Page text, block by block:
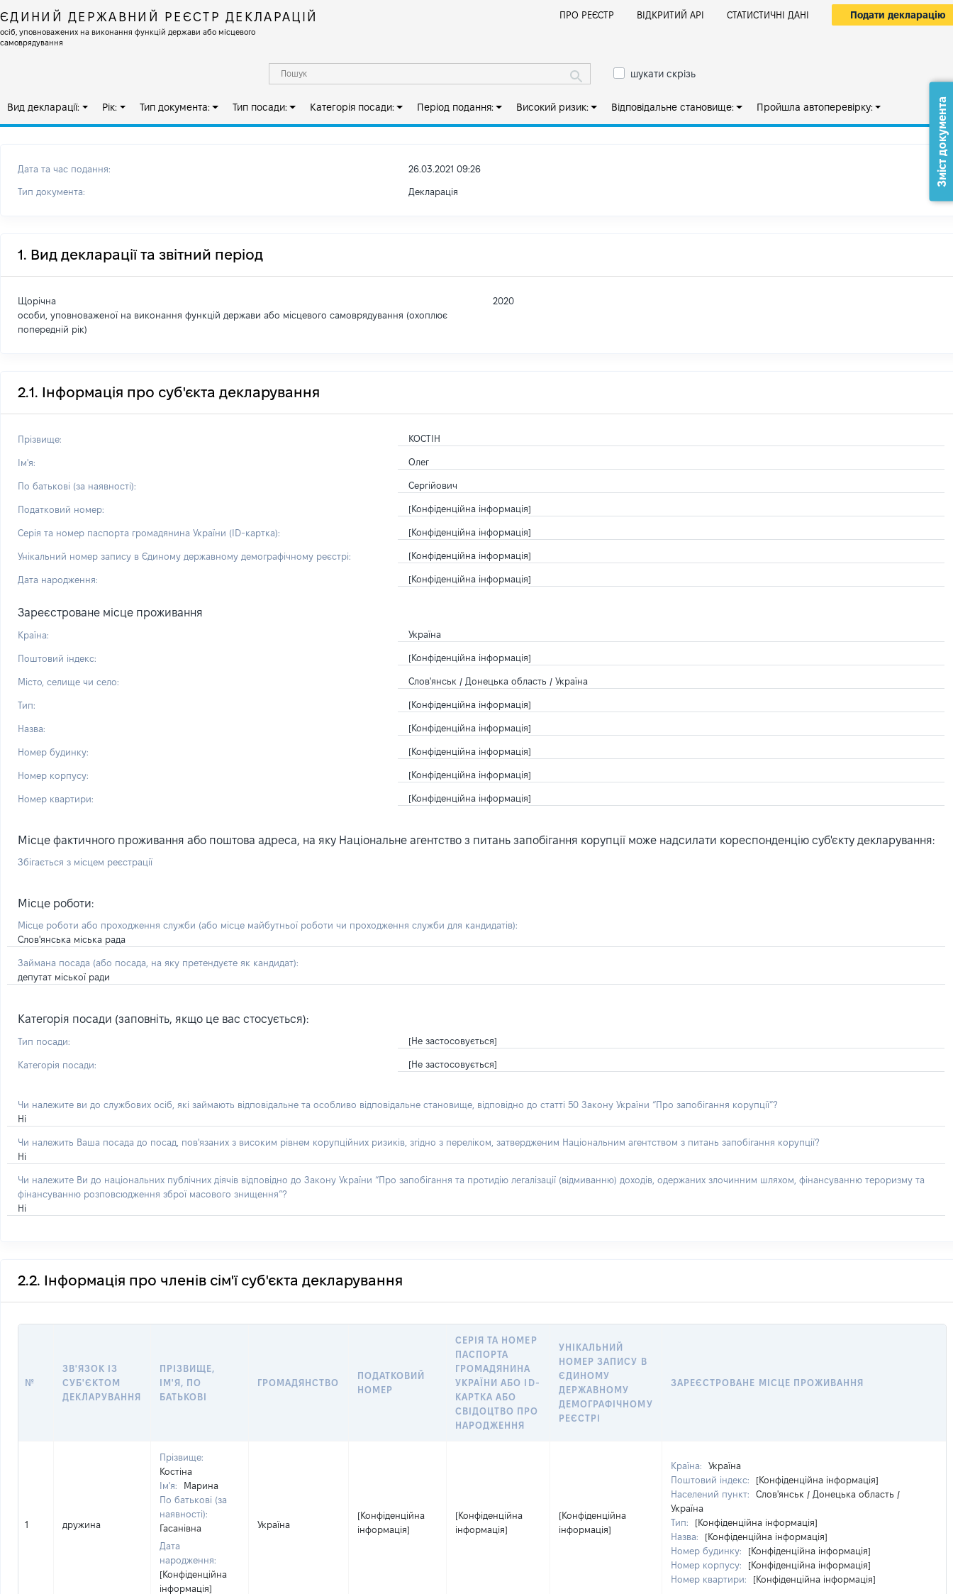
ЄДИНИЙ ДЕРЖАВНИЙ РЕЄСТР ДЕКЛАРАЦІЙ
осіб, уповноважених на виконання функцій держави або місцевого
самоврядування
ПРО РЕЄСТР ВІДКРИТИЙ АРІ СТАТИСТИЧНІ ДАНІ Подати декларацію
шукати скрізь
Вид декларації: Рік: Тип документа: Тип посади: Категорія посади: Період подання: Високий ризик: Відповідальне становище: Пройшла автоперевірку:
Дата та час подання: 26.03.2021 09:26
Тип документа: Декларація
1. Вид декларації та звітний період
Щорічна
особи, уповноваженої на виконання функцій держави або місцевого самоврядування (охоплює
попередній рік)
2020
2.1. Інформація про суб'єкта декларування
Прізвище: КОСТІН
Ім'я: Олег
По батькові (за наявності): Сергійович
Податковий номер: [Конфіденційна інформація]
Серія та номер паспорта громадянина України (ID-картка): [Конфіденційна інформація]
Унікальний номер запису в Єдиному державному демографічному реєстрі: [Конфіденційна інформація]
Дата народження: [Конфіденційна інформація]
Зареєстроване місце проживання
Країна: Україна
Поштовий індекс: [Конфіденційна інформація]
Місто, селище чи село: Слов'янськ / Донецька область / Україна
Тип: [Конфіденційна інформація]
Назва: [Конфіденційна інформація]
Номер будинку: [Конфіденційна інформація]
Номер корпусу: [Конфіденційна інформація]
Номер квартири: [Конфіденційна інформація]
Місце фактичного проживання або поштова адреса, на яку Національне агентство з питань запобігання корупції може надсилати кореспонденцію суб'єкту декларування:
Збігається з місцем реєстрації
Місце роботи:
Місце роботи або проходження служби (або місце майбутньої роботи чи проходження служби для кандидатів):
Слов'янська міська рада
Займана посада (або посада, на яку претендуєте як кандидат):
депутат міської ради
Категорія посади (заповніть, якщо це вас стосується):
Тип посади: [Не застосовується]
Категорія посади: [Не застосовується]
Чи належите ви до службових осіб, які займають відповідальне та особливо відповідальне становище, відповідно до статті 50 Закону України “Про запобігання корупції”?
Ні
Чи належить Ваша посада до посад, пов'язаних з високим рівнем корупційних ризиків, згідно з переліком, затвердженим Національним агентством з питань запобігання корупції?
Ні
Чи належите Ви до національних публічних діячів відповідно до Закону України “Про запобігання та протидію легалізації (відмиванню) доходів, одержаних злочинним шляхом, фінансуванню тероризму та
фінансуванню розповсюдження зброї масового знищення”?
Ні
2.2. Інформація про членів сім'ї суб'єкта декларування
№
ЗВ'ЯЗОК ІЗ
СУБ'ЄКТОМ
ДЕКЛАРУВАННЯ
ПРІЗВИЩЕ,
ІМ'Я, ПО
БАТЬКОВІ
ГРОМАДЯНСТВО
ПОДАТКОВИЙ
НОМЕР
СЕРІЯ ТА НОМЕР
ПАСПОРТА
ГРОМАДЯНИНА
УКРАЇНИ АБО ID-
КАРТКА АБО
СВІДОЦТВО ПРО
НАРОДЖЕННЯ
УНІКАЛЬНИЙ
НОМЕР ЗАПИСУ В
ЄДИНОМУ
ДЕРЖАВНОМУ
ДЕМОГРАФІЧНОМУ
РЕЄСТРІ
ЗАРЕЄСТРОВАНЕ МІСЦЕ ПРОЖИВАННЯ
1 дружина
Прізвище:
Костіна
Ім'я:
Марина
По батькові (за
наявності):
Гасанівна
Дата
народження:
[Конфіденційна
інформація]
Україна
[Конфіденційна
інформація]
[Конфіденційна
інформація]
[Конфіденційна
інформація]
Країна:
Україна
Поштовий індекс:
[Конфіденційна інформація]
Населений пункт:
Слов'янськ / Донецька область /
Україна
Тип:
[Конфіденційна інформація]
Назва:
[Конфіденційна інформація]
Номер будинку:
[Конфіденційна інформація]
Номер корпусу:
[Конфіденційна інформація]
Номер квартири:
[Конфіденційна інформація]
Зміст документа